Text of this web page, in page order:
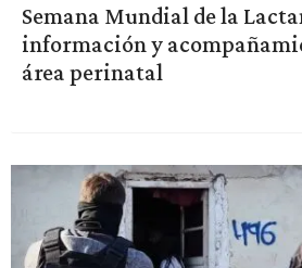
Semana Mundial de la
información y
área perinatal